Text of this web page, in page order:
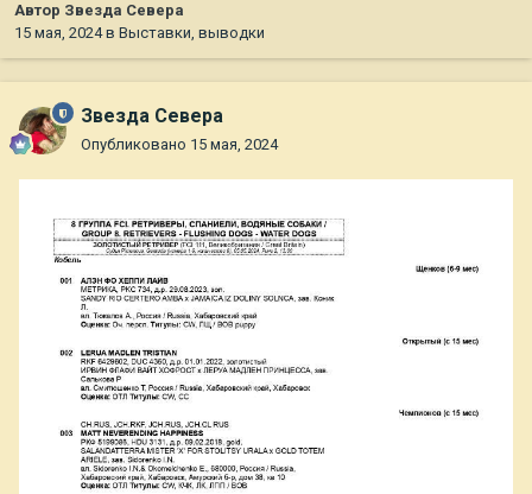
Автор Звезда Севера
15 мая, 2024в Выставки, выводки
Звезда Севера
Опубликовано 15 мая, 2024